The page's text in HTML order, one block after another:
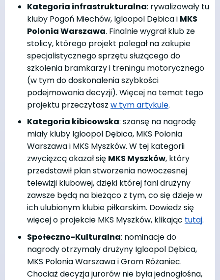
Kategoria infrastrukturalna: rywalizowały tu
kluby Pogoń Miechów, Igloopol Dębica i MKS
Polonia Warszawa. Finalnie wygrał klub ze
stolicy, którego projekt polegał na zakupie
specjalistycznego sprzętu służącego do
szkolenia bramkarzy i treningu motorycznego
(w tym do doskonalenia szybkości
podejmowania decyzji). Więcej na temat tego
projektu przeczytasz w tym artykule.
Kategoria kibicowska: szansę na nagrodę
miały kluby Igloopol Dębica, MKS Polonia
Warszawa i MKS Myszków. W tej kategorii
zwycięzcą okazał się MKS Myszków, który
przedstawił plan stworzenia nowoczesnej
telewizji klubowej, dzięki której fani drużyny
zawsze będą na bieżąco z tym, co się dzieje w
ich ulubionym klubie piłkarskim. Dowiedz się
więcej o projekcie MKS Myszków, klikając tutaj.
Społeczno-Kulturalna: nominacje do
nagrody otrzymały drużyny Igloopol Dębica,
MKS Polonia Warszawa i Grom Różaniec.
Chociaż decyzja jurorów nie była jednogłośna,